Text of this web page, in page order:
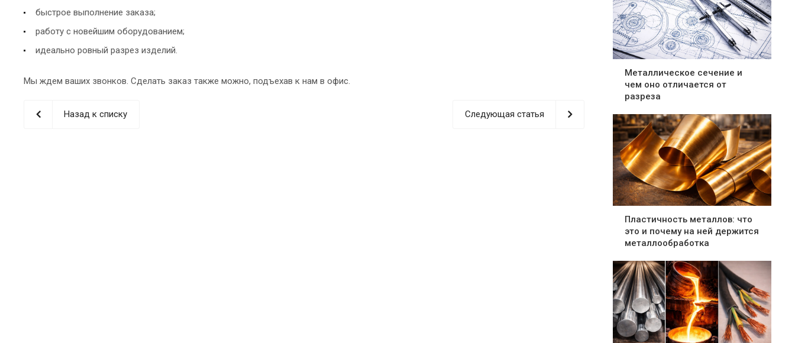
быстрое выполнение заказа;
работу с новейшим оборудованием;
идеально ровный разрез изделий.
Мы ждем ваших звонков. Сделать заказ также можно, подъехав к нам в офис.
Назад к списку Следующая статья
Металлическое сечение и
чем оно отличается от
разреза
Пластичность металлов: что
это и почему на ней держится
металлообработка